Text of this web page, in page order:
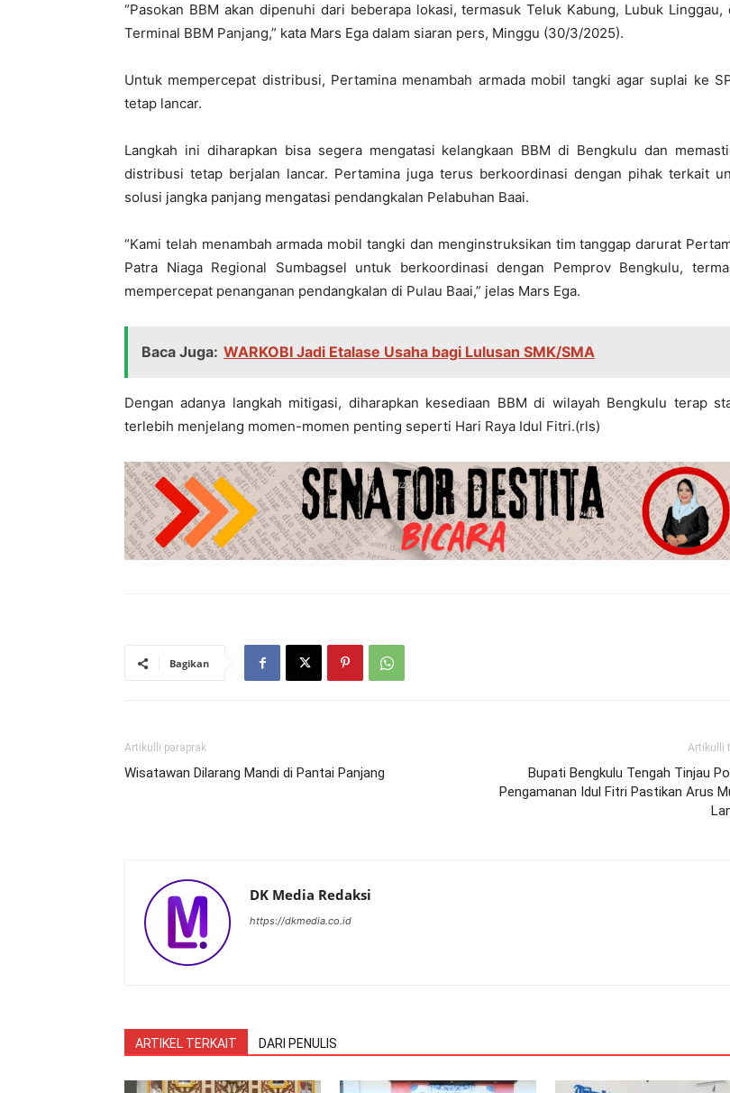
“Pasokan BBM akan dipenuhi dari beberapa lokasi, termasuk Teluk Kabung, Lubuk Linggau,
Terminal BBM Panjang,” kata Mars Ega dalam siaran pers, Minggu (30/3/2025).
Untuk mempercepat distribusi, Pertamina menambah armada mobil tangki agar suplai ke
tetap lancar.
Langkah ini diharapkan bisa segera mengatasi kelangkaan BBM di Bengkulu dan
distribusi tetap berjalan lancar. Pertamina juga terus berkoordinasi dengan pihak terkait
solusi jangka panjang mengatasi pendangkalan Pelabuhan Baai.
“Kami telah menambah armada mobil tangki dan menginstruksikan tim tanggap darurat
Patra Niaga Regional Sumbagsel untuk berkoordinasi dengan Pemprov Bengkulu,
mempercepat penanganan pendangkalan di Pulau Baai,” jelas Mars Ega.
Baca Juga: WARKOBI Jadi Etalase Usaha bagi Lulusan SMK/SMA
Dengan adanya langkah mitigasi, diharapkan kesediaan BBM di wilayah Bengkulu terap
terlebih menjelang momen-momen penting seperti Hari Raya Idul Fitri.(rls)
Bagikan
Artikulli paraprak
Wisatawan Dilarang Mandi di Pantai Panjang
Artikulli
Bupati Bengkulu Tengah Tinjau
Pengamanan Idul Fitri Pastikan Arus
DK Media Redaksi
https://dkmedia.co.id
ARTIKEL TERKAIT DARI PENULIS